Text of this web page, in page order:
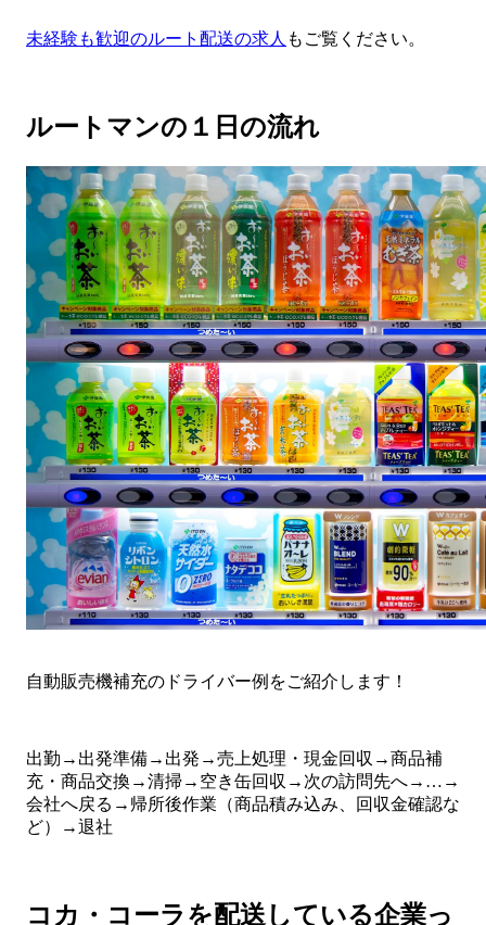
未経験も歓迎のルート配送の求人 もご覧ください。
ルートマンの１日の流れ
自動販売機補充のドライバー例をご紹介します！
出勤→出発準備→出発→売上処理・現金回収→商品補
充・商品交換→清掃→空き缶回収→次の訪問先へ→…→
会社へ戻る→帰所後作業（商品積み込み、回収金確認な
ど）→退社
コカ・コーラを配送している企業っ